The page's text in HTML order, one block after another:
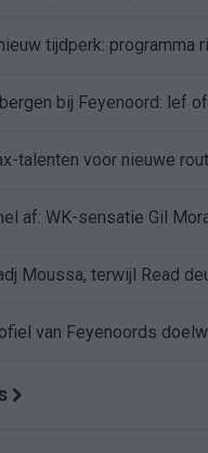
tijdperk: programma
bij Feyenoord: lef
talenten voor nieuwe
af: WK-sensatie Gil
van Feyenoords